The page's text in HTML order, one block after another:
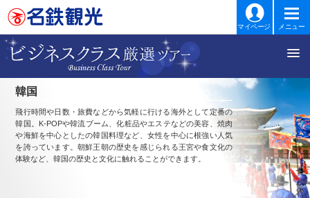
マイページ メニュー
韓国
飛行時間や日数・旅費などから気軽に行ける海外として定番の
韓国。K-POPや韓流ブーム、化粧品やエステなどの美容、焼肉
や海鮮を中心としたの韓国料理など、女性を中心に根強い人気
を誇っています。朝鮮王朝の歴史を感じられる王宮や食文化の
体験など、韓国の歴史と文化に触れることができます。